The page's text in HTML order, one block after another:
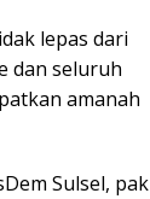
lepas dari
dan seluruh
amanah
Sulsel, pak